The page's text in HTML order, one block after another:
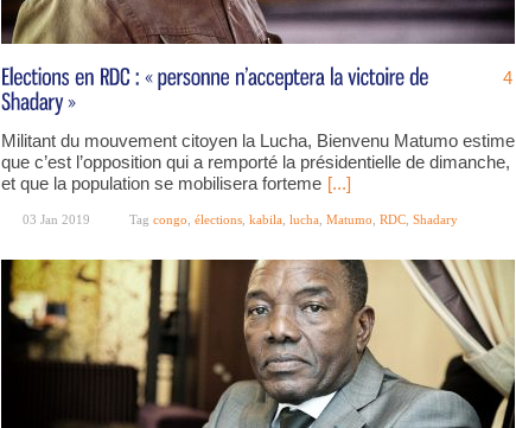
4
Militant du mouvement citoyen la Lucha, Bienvenu Matumo estime
que c’est l’opposition qui a remporté la présidentielle de dimanche,
et que la population se mobilisera forteme [...]
03 Jan 2019 Tag congo élections kabila lucha Matumo RDC Shadary